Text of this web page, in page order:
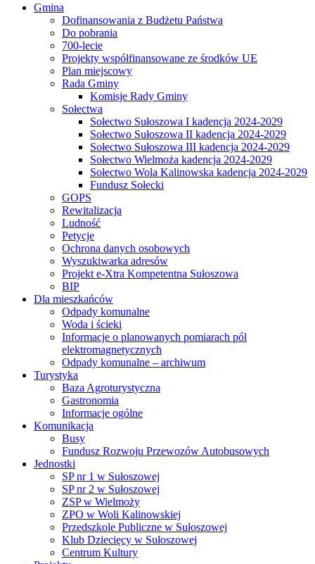
Gmina
Dofinansowania z Budżetu Państwa
Do pobrania
700-lecie
Projekty współfinansowane ze środków UE
Plan miejscowy
Rada Gminy
Komisje Rady Gminy
Sołectwa
Sołectwo Sułoszowa I kadencja 2024-2029
Sołectwo Sułoszowa II kadencja 2024-2029
Sołectwo Sułoszowa III kadencja 2024-2029
Sołectwo Wielmoża kadencja 2024-2029
Sołectwo Wola Kalinowska kadencja 2024-2029
Fundusz Sołecki
GOPS
Rewitalizacja
Ludność
Petycje
Ochrona danych osobowych
Wyszukiwarka adresów
Projekt e-Xtra Kompetentna Sułoszowa
BIP
Dla mieszkańców
Odpady komunalne
Woda i ścieki
Informacje o planowanych pomiarach pól
elektromagnetycznych
Odpady komunalne – archiwum
Turystyka
Baza Agroturystyczna
Gastronomia
Informacje ogólne
Komunikacja
Busy
Fundusz Rozwoju Przewozów Autobusowych
Jednostki
SP nr 1 w Sułoszowej
SP nr 2 w Sułoszowej
ZSP w Wielmoży
ZPO w Woli Kalinowskiej
Przedszkole Publiczne w Sułoszowej
Klub Dziecięcy w Sułoszowej
Centrum Kultury